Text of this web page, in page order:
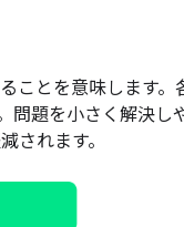
ことを意味します。
問題を小さく解決し
されます。